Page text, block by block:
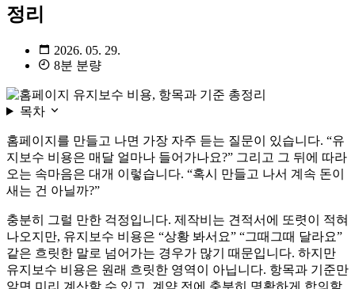
정리
2026. 05. 29.
8분 분량
목차
홈페이지를 만들고 나면 가장 자주 듣는 질문이 있습니다. “유
지보수 비용은 매달 얼마나 들어가나요?” 그리고 그 뒤에 따라
오는 속마음은 대개 이렇습니다. “혹시 만들고 나서 계속 돈이
새는 건 아닐까?”
충분히 그럴 만한 걱정입니다. 제작비는 견적서에 또렷이 적혀
나오지만, 유지보수 비용은 “상황 봐서요” “그때그때 달라요”
같은 흐릿한 말로 넘어가는 경우가 많기 때문입니다. 하지만
유지보수 비용은 원래 흐릿한 영역이 아닙니다. 항목과 기준만
알면 미리 계산할 수 있고, 계약 전에 충분히 명확하게 합의할